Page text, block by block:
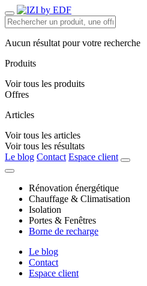
Aucun résultat pour votre recherche
Produits
Voir tous les produits
Offres
Articles
Voir tous les articles
Voir tous les résultats
Le blog Contact Espace client
Rénovation énergétique
Chauffage & Climatisation
Isolation
Portes & Fenêtres
Borne de recharge
Le blog
Contact
Espace client